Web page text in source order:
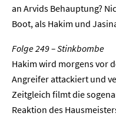
an Arvids Behauptung?
Boot, als Hakim und
Folge 249 – Stinkbombe
Hakim wird morgens vor
Angreifer attackiert und
Zeitgleich filmt die
Reaktion des